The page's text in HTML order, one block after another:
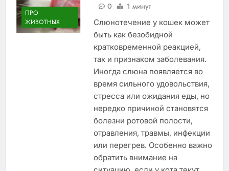
ПРО
ЖИВОТНЫХ
0
1 минут
Слюнотечение у кошек может
быть как безобидной
кратковременной реакцией,
так и признаком заболевания.
Иногда слюна появляется во
время сильного удовольствия,
стресса или ожидания еды, но
нередко причиной становятся
болезни ротовой полости,
отравления, травмы, инфекции
или перегрев. Особенно важно
обратить внимание на